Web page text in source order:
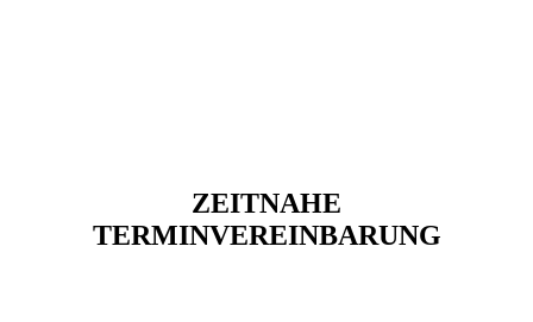
ZEITNAHE
TERMINVEREINBARUNG